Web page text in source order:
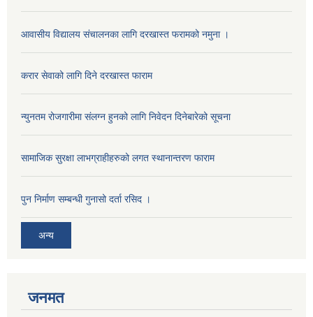
आवासीय विद्यालय संचालनका लागि दरखास्त फरामको नमुना ।
करार सेवाको लागि दिने दरखास्त फाराम
न्युनतम रोजगारीमा संलग्न हुनको लागि निवेदन दिनेबारेको सूचना
सामाजिक सुरक्षा लाभग्राहीहरुको लगत स्थानान्तरण फाराम
पुन निर्माण सम्बन्धी गुनासो दर्ता रसिद ।
अन्य
जनमत